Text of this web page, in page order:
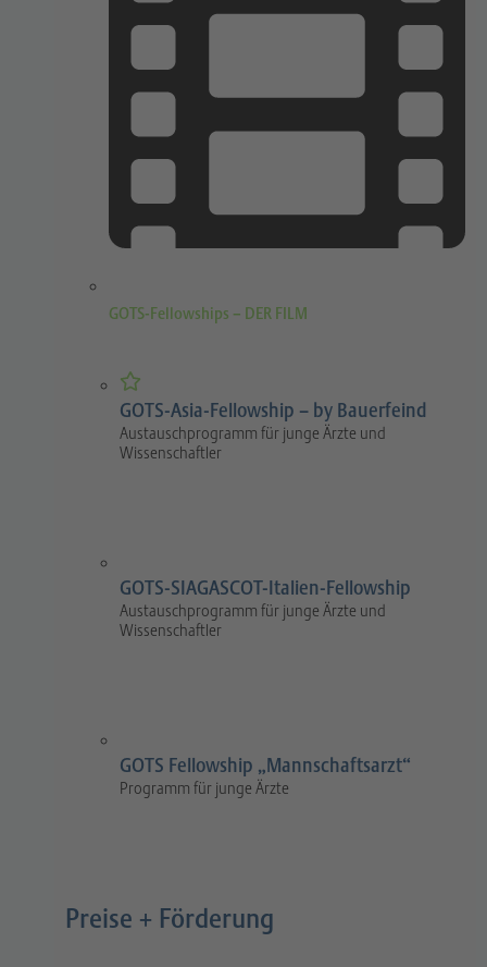
GOTS-Fellowships – DER FILM
GOTS-Asia-Fellowship – by Bauerfeind
Austauschprogramm für junge Ärzte und
Wissenschaftler
GOTS-SIAGASCOT-Italien-Fellowship
Austauschprogramm für junge Ärzte und
Wissenschaftler
GOTS Fellowship „Mannschaftsarzt“
Programm für junge Ärzte
Preise + Förderung